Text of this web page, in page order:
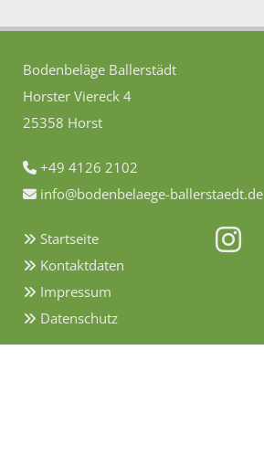
Bodenbeläge Ballerstädt
Horster Viereck 4
25358 Horst
 +49 4126 2102
 info@bodenbelaege-ballerstaedt.de
 Startseite
 Kontaktdaten
 Impressum
 Datenschutz